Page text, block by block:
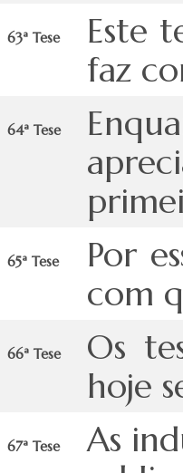
63ª Tese
Este
faz
64ª Tese
65ª Tese
Por
com
66ª Tese
Os
hoje
67ª Tese
As